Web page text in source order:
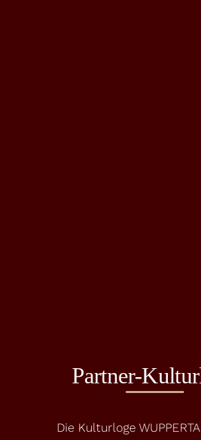
Partner-
Die Kulturloge